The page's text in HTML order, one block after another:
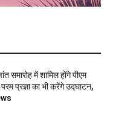
समारोह में शामिल होंगे पीएम
प्रज्ञा का भी करेंगे उद्घाटन,